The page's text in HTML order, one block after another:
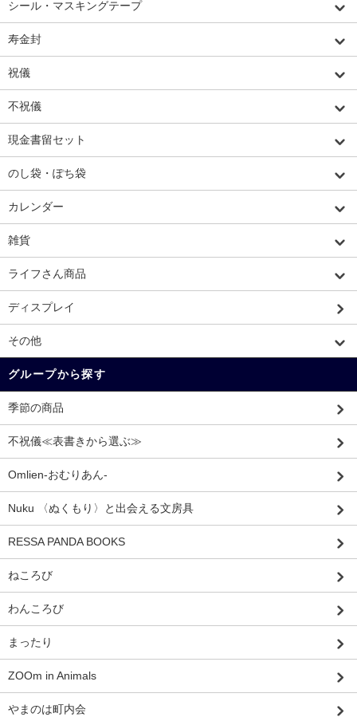
シール・マスキングテープ
寿金封
祝儀
不祝儀
現金書留セット
のし袋・ぽち袋
カレンダー
雑貨
ライフさん商品
ディスプレイ
その他
グループから探す
季節の商品
不祝儀≪表書きから選ぶ≫
Omlien-おむりあん-
Nuku 〈ぬくもり〉と出会える文房具
RESSA PANDA BOOKS
ねころび
わんころび
まったり
ZOOm in Animals
やまのは町内会